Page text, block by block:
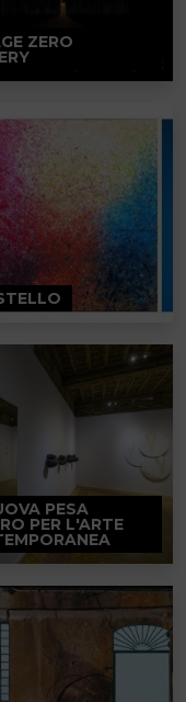
ZERO
PESA
PER L'ARTE